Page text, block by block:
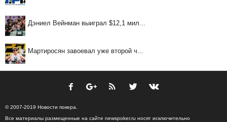
Дэниел Вейнман выиграл $12,1 мил...
Мартиросян завоевал уже второй ч...
© 2007-2019 Новости покера.
Все материалы размещенные на сайте newspoker.ru носят исключительно